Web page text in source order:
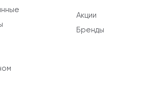
Акции
Бренды